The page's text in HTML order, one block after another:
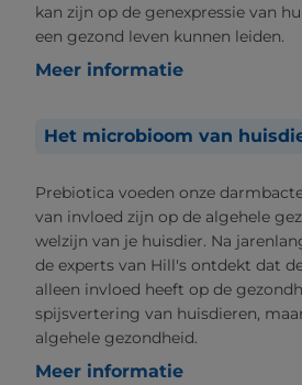
kan zijn op de genexpressie van
een gezond leven kunnen leiden.
Meer informatie
Het microbioom van
Prebiotica voeden onze
van invloed zijn op de algehele
welzijn van je huisdier. Na
de experts van Hill's ontdekt dat
alleen invloed heeft op de
spijsvertering van huisdieren,
algehele gezondheid.
Meer informatie